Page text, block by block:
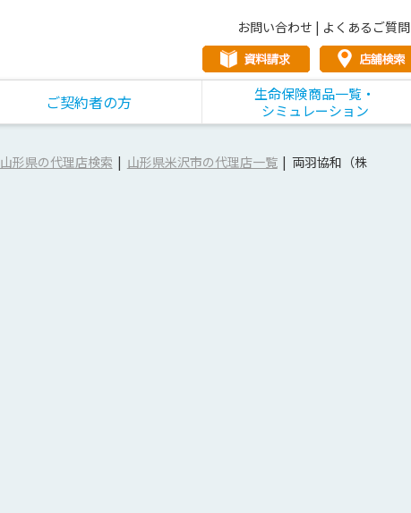
お問い合わせ | よくあるご質問
ご契約者の方
生命保険商品一覧・
シミュレーション
山形県の代理店検索 山形県米沢市の代理店一覧 両羽協和（株